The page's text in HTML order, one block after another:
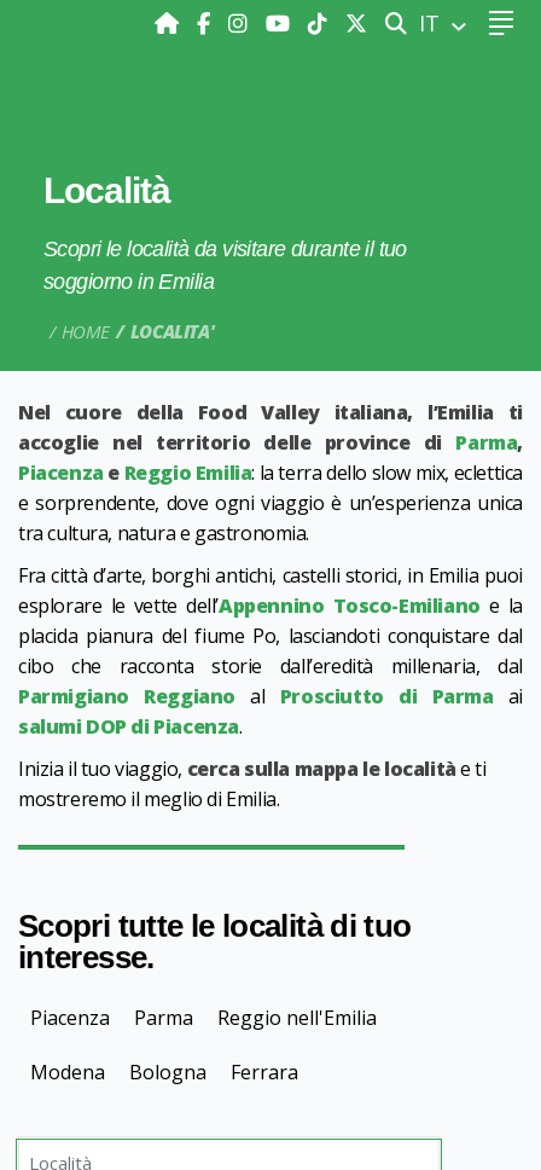
CERCA
IT
Località
Scopri le località da visitare durante il tuo
soggiorno in Emilia
HOME LOCALITA'
Nel cuore della Food Valley italiana, l’Emilia ti
accoglie nel territorio delle province di Parma,
Piacenza e Reggio Emilia: la terra dello slow mix, eclettica
e sorprendente, dove ogni viaggio è un’esperienza unica
tra cultura, natura e gastronomia.
Fra città d’arte, borghi antichi, castelli storici, in Emilia puoi
esplorare le vette dell’Appennino Tosco-Emiliano e la
placida pianura del fiume Po, lasciandoti conquistare dal
cibo che racconta storie dall’eredità millenaria, dal
Parmigiano Reggiano al Prosciutto di Parma ai
salumi DOP di Piacenza.
Inizia il tuo viaggio, cerca sulla mappa le localitàe ti
mostreremo il meglio di Emilia.
Scopri tutte le località di tuo
interesse.
Piacenza Parma Reggio nell'Emilia
Modena Bologna Ferrara
Località